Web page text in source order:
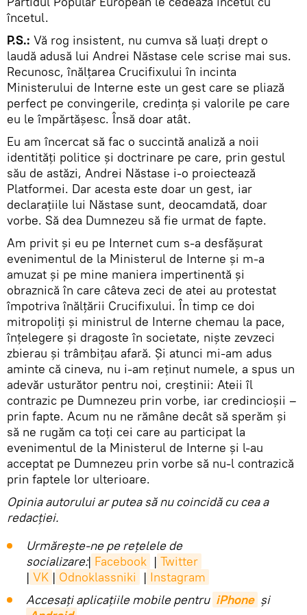
încetul.
P.S.: Vă rog insistent, nu cumva să luați drept o
laudă adusă lui Andrei Năstase cele scrise mai sus.
Recunosc, înălțarea Crucifixului în incinta
Ministerului de Interne este un gest care se pliază
perfect pe convingerile, credința și valorile pe care
eu le împărtășesc. Însă doar atât.
Eu am încercat să fac o succintă analiză a noii
identități politice și doctrinare pe care, prin gestul
său de astăzi, Andrei Năstase i-o proiectează
Platformei. Dar acesta este doar un gest, iar
declarațiile lui Năstase sunt, deocamdată, doar
vorbe. Să dea Dumnezeu să fie urmat de fapte.
Am privit și eu pe Internet cum s-a desfășurat
evenimentul de la Ministerul de Interne și m-a
amuzat și pe mine maniera impertinentă și
obraznică în care câteva zeci de atei au protestat
împotriva înălțării Crucifixului. În timp ce doi
mitropoliți și ministrul de Interne chemau la pace,
înțelegere și dragoste în societate, niște zevzeci
zbierau și trâmbițau afară. Și atunci mi-am adus
aminte că cineva, nu i-am reținut numele, a spus un
adevăr usturător pentru noi, creștinii: Ateii îl
contrazic pe Dumnezeu prin vorbe, iar credincioșii –
prin fapte. Acum nu ne rămâne decât să sperăm și
să ne rugăm ca toți cei care au participat la
evenimentul de la Ministerul de Interne și l-au
acceptat pe Dumnezeu prin vorbe să nu-l contrazică
prin faptele lor ulterioare.
Opinia autorului ar putea să nu coincidă cu cea a
redacției.
Urmărește-ne pe rețelele de
socializare:| Facebook | Twitter
| VK | Odnoklassniki | Instagram
Accesaţi aplicaţiile mobile pentru iPhone și